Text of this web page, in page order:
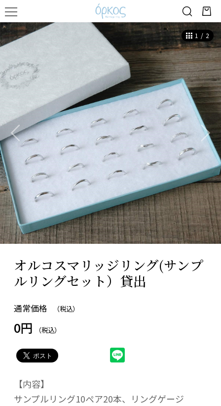
1 / 2
オルコスマリッジリング(サンプ
ルリングセット）貸出
通常価格 （税込）
0円 （税込）
【内容】
サンプルリング10ペア20本、リングゲージ